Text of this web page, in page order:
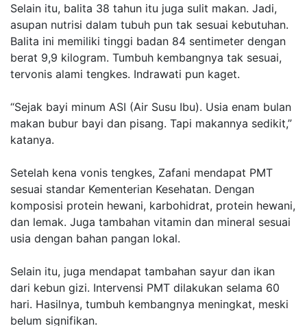
Selain itu, balita 38 tahun itu juga sulit makan. Jadi,
asupan nutrisi dalam tubuh pun tak sesuai kebutuhan.
Balita ini memiliki tinggi badan 84 sentimeter dengan
berat 9,9 kilogram. Tumbuh kembangnya tak sesuai,
tervonis alami tengkes. Indrawati pun kaget.
“Sejak bayi minum ASI (Air Susu Ibu). Usia enam bulan
makan bubur bayi dan pisang. Tapi makannya sedikit,”
katanya.
Setelah kena vonis tengkes, Zafani mendapat PMT
sesuai standar Kementerian Kesehatan. Dengan
komposisi protein hewani, karbohidrat, protein hewani,
dan lemak. Juga tambahan vitamin dan mineral sesuai
usia dengan bahan pangan lokal.
Selain itu, juga mendapat tambahan sayur dan ikan
dari kebun gizi. Intervensi PMT dilakukan selama 60
hari. Hasilnya, tumbuh kembangnya meningkat, meski
belum signifikan.